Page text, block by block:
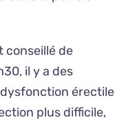
conseillé de
il y a des
érectile
plus difficile,